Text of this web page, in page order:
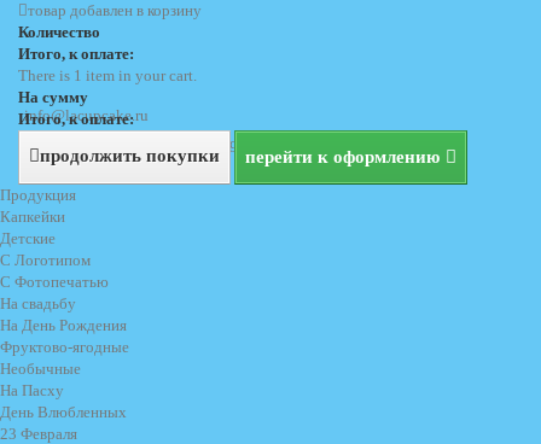
info@lacupcake.ru
+7 (495) 729 69 62
+7 (903) 729 69 62
товар добавлен в корзину
Количество
Итого, к оплате:
There is 1 item in your cart.
На сумму
Итого, к оплате:
продолжить покупки перейти к оформлению
Продукция
Капкейки
Детские
С Логотипом
С Фотопечатью
На свадьбу
На День Рождения
Фруктово-ягодные
Необычные
На Пасху
День Влюбленных
23 Февраля